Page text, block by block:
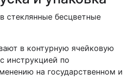
стеклянные бесцветные
в контурную ячейковую
инструкцией по
на государственном и